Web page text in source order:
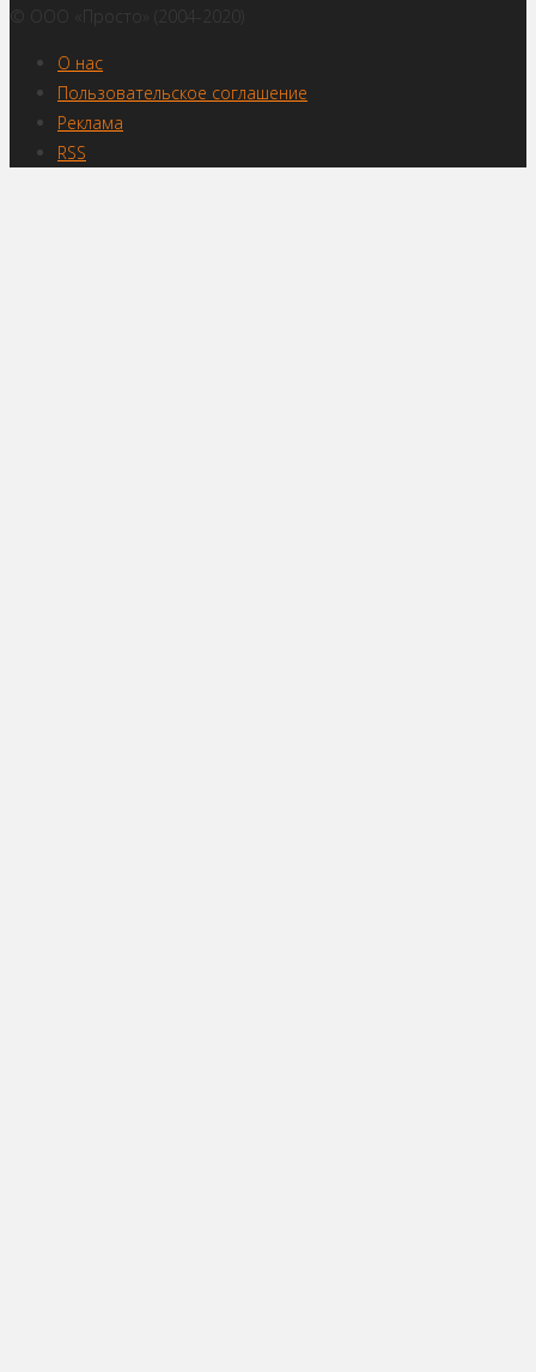
© ООО «Просто» (2004-2020)
О нас
Пользовательское соглашение
Реклама
RSS